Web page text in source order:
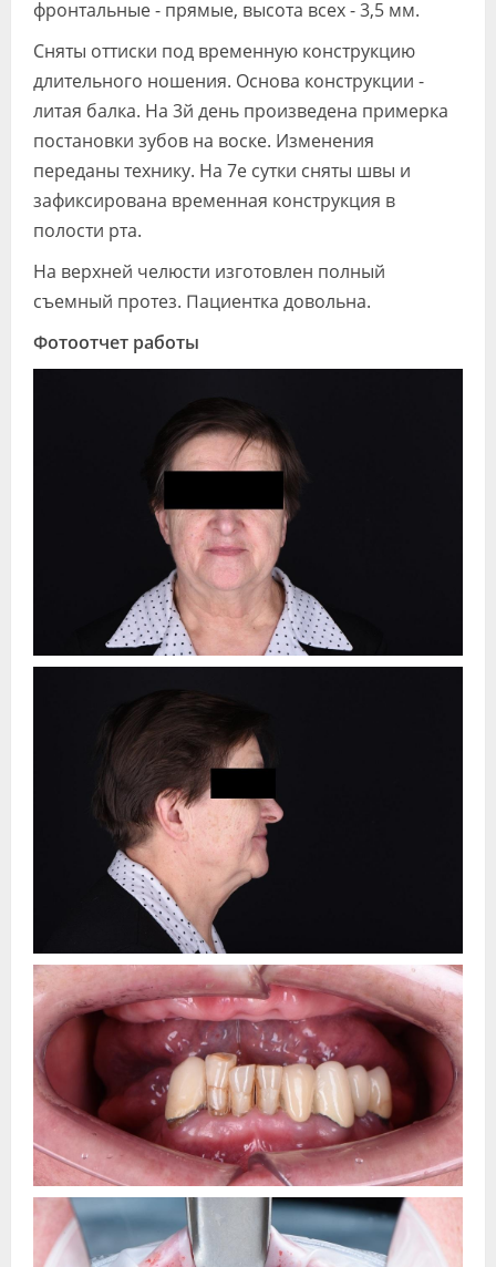
фронтальные - прямые, высота всех - 3,5 мм.
Сняты оттиски под временную конструкцию
длительного ношения. Основа конструкции -
литая балка. На 3й день произведена примерка
постановки зубов на воске. Изменения
переданы технику. На 7е сутки сняты швы и
зафиксирована временная конструкция в
полости рта.
На верхней челюсти изготовлен полный
съемный протез. Пациентка довольна.
Фотоотчет работы